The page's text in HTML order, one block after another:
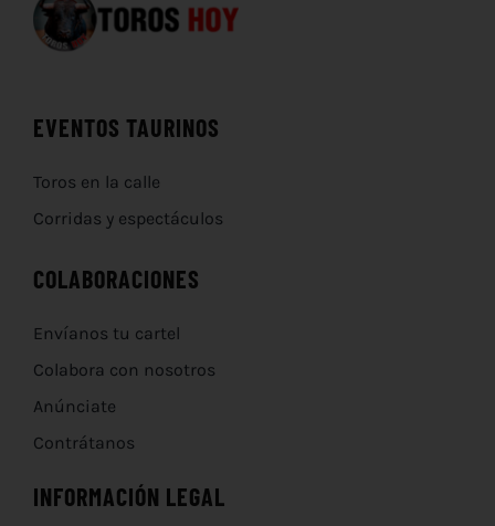
EVENTOS TAURINOS
Toros en la calle
Corridas y espectáculos
COLABORACIONES
Envíanos tu cartel
Colabora con nosotros
Anúnciate
Contrátanos
INFORMACIÓN LEGAL